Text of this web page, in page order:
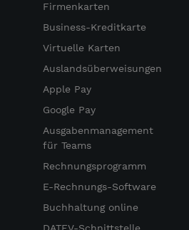
Firmenkarten
Business-Kreditkarte
Virtuelle Karten
Auslandsüberweisungen
Apple Pay
Google Pay
Ausgabenmanagement
für Teams
Rechnungsprogramm
E-Rechnungs-Software
Buchhaltung online